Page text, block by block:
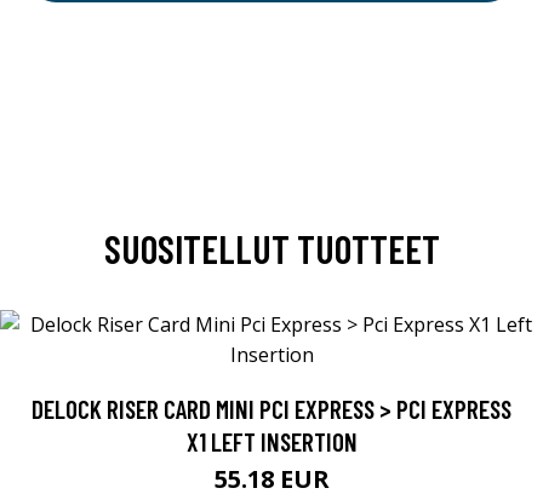
SUOSITELLUT TUOTTEET
DELOCK RISER CARD MINI PCI EXPRESS > PCI EXPRESS
X1 LEFT INSERTION
55.18 EUR